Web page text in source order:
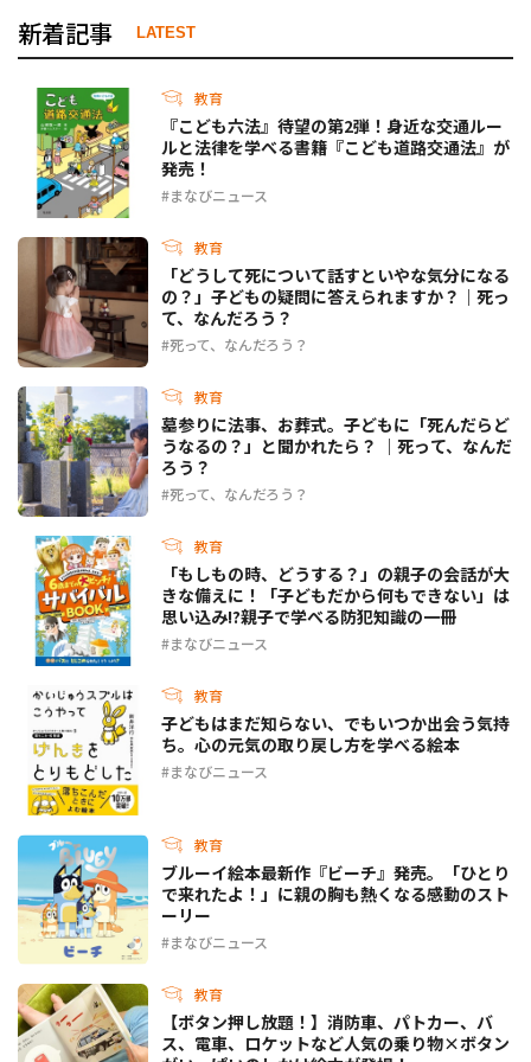
新着記事 LATEST
教育
『こども六法』待望の第2弾！身近な交通ルー
ルと法律を学べる書籍『こども道路交通法』が
発売！
まなびニュース
教育
「どうして死について話すといやな気分になる
の？」子どもの疑問に答えられますか？｜死っ
て、なんだろう？
死って、なんだろう？
教育
墓参りに法事、お葬式。子どもに「死んだらど
うなるの？」と聞かれたら？ ｜死って、なんだ
ろう？
死って、なんだろう？
教育
「もしもの時、どうする？」の親子の会話が大
きな備えに！「子どもだから何もできない」は
思い込み!?親子で学べる防犯知識の一冊
まなびニュース
教育
子どもはまだ知らない、でもいつか出会う気持
ち。心の元気の取り戻し方を学べる絵本
まなびニュース
教育
ブルーイ絵本最新作『ビーチ』発売。「ひとり
で来れたよ！」に親の胸も熱くなる感動のスト
ーリー
まなびニュース
教育
【ボタン押し放題！】消防車、パトカー、バ
ス、電車、ロケットなど人気の乗り物×ボタン